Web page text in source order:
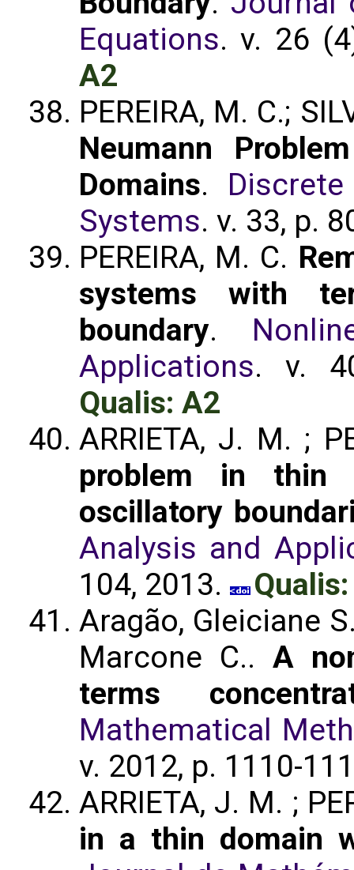
Equations. v. 26
A2
PEREIRA, M. C.;
Neumann
Domains.
Systems. v. 33, p.
PEREIRA, M. C.
systems with
boundary.
Applications. v.
Qualis: A2
ARRIETA, J. M. ;
problem in thin
oscillatory
Analysis and
104, 2013.
Aragão, Gleiciane
Marcone C.. A
terms
Mathematical
v. 2012, p. 1110-
ARRIETA, J. M. ;
in a thin domain